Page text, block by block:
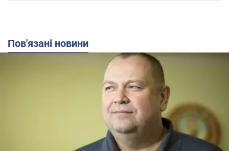
Пов'язані новини